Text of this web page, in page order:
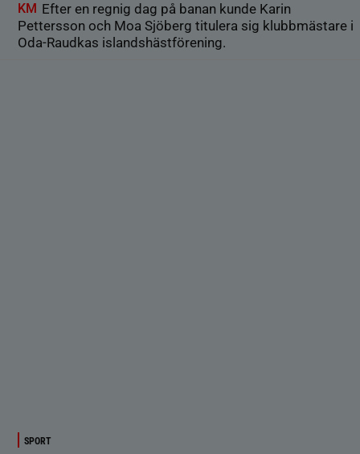
KM Efter en regnig dag på banan kunde Karin
Pettersson och Moa Sjöberg titulera sig klubbmästare i
Oda-Raudkas islandshästförening.
SPORT